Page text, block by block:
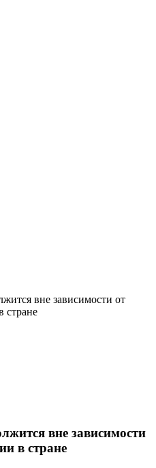
вне зависимости от
стране
вне зависимости
в стране